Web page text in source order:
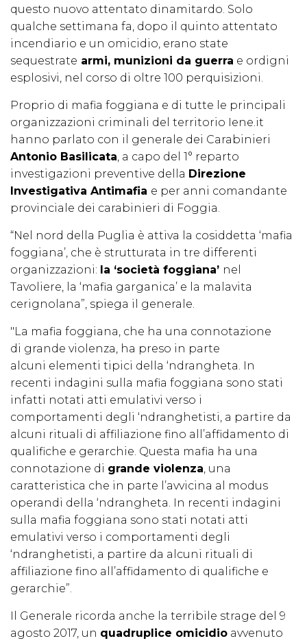
questo nuovo attentato dinamitardo. Solo
qualche settimana fa, dopo il quinto attentato
incendiario e un omicidio, erano state
sequestrate armi, munizioni da guerra e ordigni
esplosivi, nel corso di oltre 100 perquisizioni.
Proprio di mafia foggiana e di tutte le principali
organizzazioni criminali del territorio Iene.it
hanno parlato con il generale dei Carabinieri
Antonio Basilicata, a capo del 1° reparto
investigazioni preventive della Direzione
Investigativa Antimafia e per anni comandante
provinciale dei carabinieri di Foggia.
“Nel nord della Puglia è attiva la cosiddetta ‘mafia
foggiana’, che è strutturata in tre differenti
organizzazioni: la ‘società foggiana’ nel
Tavoliere, la ‘mafia garganica’ e la malavita
cerignolana”, spiega il generale.
"La mafia foggiana, che ha una connotazione
di grande violenza, ha preso in parte
alcuni elementi tipici della ‘ndrangheta. In
recenti indagini sulla mafia foggiana sono stati
infatti notati atti emulativi verso i
comportamenti degli ‘ndranghetisti, a partire da
alcuni rituali di affiliazione fino all’affidamento di
qualifiche e gerarchie. Questa mafia ha una
connotazione di grande violenza, una
caratteristica che in parte l’avvicina al modus
operandi della ‘ndrangheta. In recenti indagini
sulla mafia foggiana sono stati notati atti
emulativi verso i comportamenti degli
‘ndranghetisti, a partire da alcuni rituali di
affiliazione fino all’affidamento di qualifiche e
gerarchie”.
Il Generale ricorda anche la terribile strage del 9
agosto 2017, un quadruplice omicidio avvenuto